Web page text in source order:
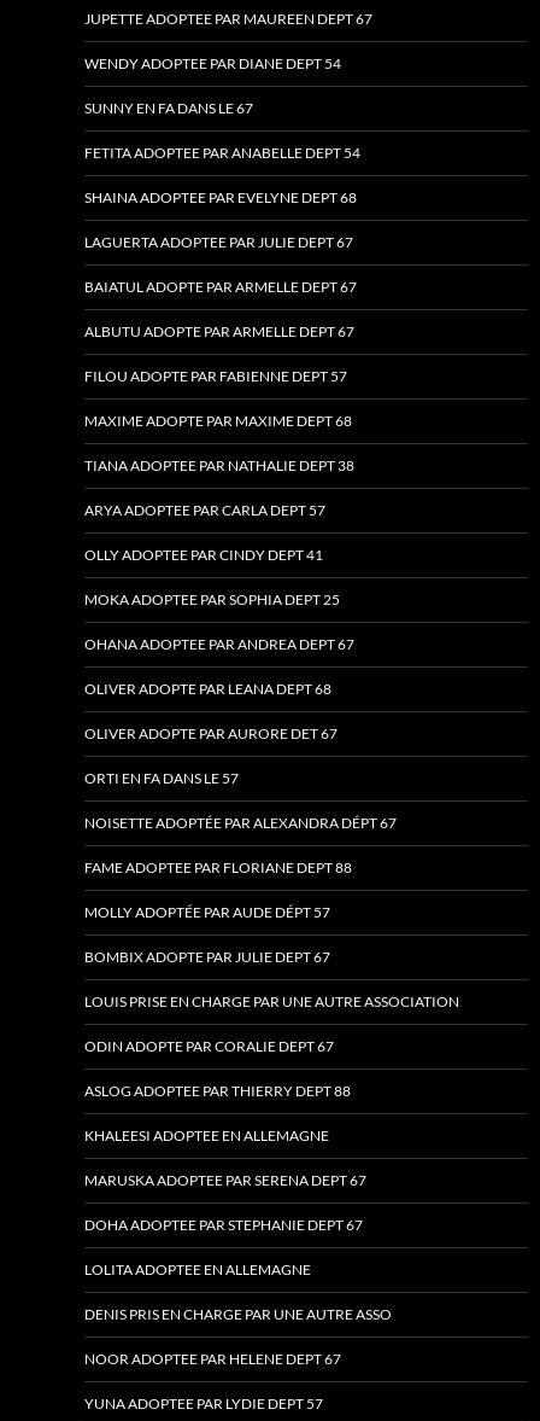
JUPETTE ADOPTEE PAR MAUREEN DEPT 67
WENDY ADOPTEE PAR DIANE DEPT 54
SUNNY EN FA DANS LE 67
FETITA ADOPTEE PAR ANABELLE DEPT 54
SHAINA ADOPTEE PAR EVELYNE DEPT 68
LAGUERTA ADOPTEE PAR JULIE DEPT 67
BAIATUL ADOPTE PAR ARMELLE DEPT 67
ALBUTU ADOPTE PAR ARMELLE DEPT 67
FILOU ADOPTE PAR FABIENNE DEPT 57
MAXIME ADOPTE PAR MAXIME DEPT 68
TIANA ADOPTEE PAR NATHALIE DEPT 38
ARYA ADOPTEE PAR CARLA DEPT 57
OLLY ADOPTEE PAR CINDY DEPT 41
MOKA ADOPTEE PAR SOPHIA DEPT 25
OHANA ADOPTEE PAR ANDREA DEPT 67
OLIVER ADOPTE PAR LEANA DEPT 68
OLIVER ADOPTE PAR AURORE DET 67
ORTI EN FA DANS LE 57
NOISETTE ADOPTÉE PAR ALEXANDRA DÉPT 67
FAME ADOPTEE PAR FLORIANE DEPT 88
MOLLY ADOPTÉE PAR AUDE DÉPT 57
BOMBIX ADOPTE PAR JULIE DEPT 67
LOUIS PRISE EN CHARGE PAR UNE AUTRE ASSOCIATION
ODIN ADOPTE PAR CORALIE DEPT 67
ASLOG ADOPTEE PAR THIERRY DEPT 88
KHALEESI ADOPTEE EN ALLEMAGNE
MARUSKA ADOPTEE PAR SERENA DEPT 67
DOHA ADOPTEE PAR STEPHANIE DEPT 67
LOLITA ADOPTEE EN ALLEMAGNE
DENIS PRIS EN CHARGE PAR UNE AUTRE ASSO
NOOR ADOPTEE PAR HELENE DEPT 67
YUNA ADOPTEE PAR LYDIE DEPT 57